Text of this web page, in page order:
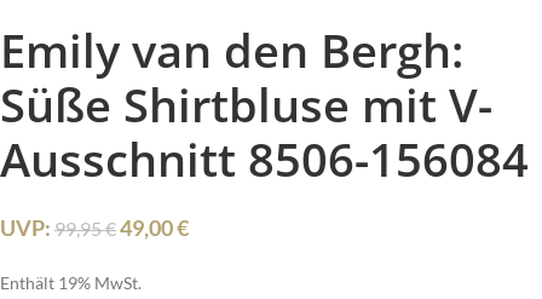
Emily van den Bergh:
Süße Shirtbluse mit V-
Ausschnitt 8506-156084
UVP: 99,95€49,00€
Enthält 19% MwSt.